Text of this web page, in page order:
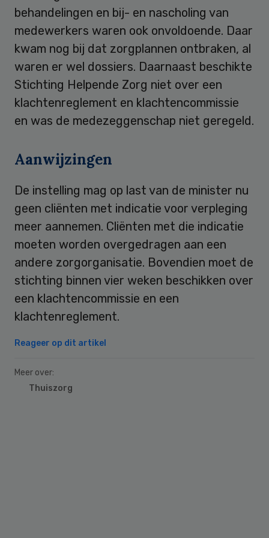
behandelingen en bij- en nascholing van
medewerkers waren ook onvoldoende. Daar
kwam nog bij dat zorgplannen ontbraken, al
waren er wel dossiers. Daarnaast beschikte
Stichting Helpende Zorg niet over een
klachtenreglement en klachtencommissie
en was de medezeggenschap niet geregeld.
Aanwijzingen
De instelling mag op last van de minister nu
geen cliënten met indicatie voor verpleging
meer aannemen. Cliënten met die indicatie
moeten worden overgedragen aan een
andere zorgorganisatie. Bovendien moet de
stichting binnen vier weken beschikken over
een klachtencommissie en een
klachtenreglement.
Reageer op dit artikel
Meer over:
Thuiszorg